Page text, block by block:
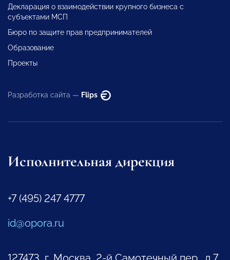
Декларация о взаимодействии крупного бизнеса с
субъектами МСП
Бюро по защите прав предпринимателей
Образование
Проекты
Разработка сайта — Flips
Исполнительная дирекция
+7 (495) 247 4777
id@opora.ru